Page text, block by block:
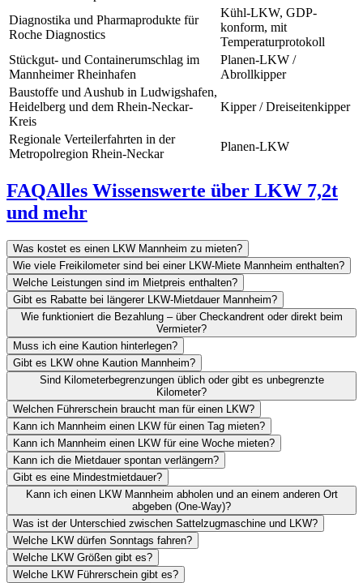
Diagnostika und Pharmaprodukte für
Roche Diagnostics
Kühl-LKW, GDP-
konform, mit
Temperaturprotokoll
Stückgut- und Containerumschlag im
Mannheimer Rheinhafen
Planen-LKW /
Abrollkipper
Baustoffe und Aushub in Ludwigshafen,
Heidelberg und dem Rhein-Neckar-
Kreis
Kipper / Dreiseitenkipper
Regionale Verteilerfahrten in der
Metropolregion Rhein-Neckar
Planen-LKW
FAQAlles Wissenswerte über LKW 7,2t
und mehr
Was kostet es einen LKW Mannheim zu mieten?
Wie viele Freikilometer sind bei einer LKW-Miete Mannheim enthalten?
Welche Leistungen sind im Mietpreis enthalten?
Gibt es Rabatte bei längerer LKW-Mietdauer Mannheim?
Wie funktioniert die Bezahlung – über Checkandrent oder direkt beim
Vermieter?
Muss ich eine Kaution hinterlegen?
Gibt es LKW ohne Kaution Mannheim?
Sind Kilometerbegrenzungen üblich oder gibt es unbegrenzte
Kilometer?
Welchen Führerschein braucht man für einen LKW?
Kann ich Mannheim einen LKW für einen Tag mieten?
Kann ich Mannheim einen LKW für eine Woche mieten?
Kann ich die Mietdauer spontan verlängern?
Gibt es eine Mindestmietdauer?
Kann ich einen LKW Mannheim abholen und an einem anderen Ort
abgeben (One-Way)?
Was ist der Unterschied zwischen Sattelzugmaschine und LKW?
Welche LKW dürfen Sonntags fahren?
Welche LKW Größen gibt es?
Welche LKW Führerschein gibt es?